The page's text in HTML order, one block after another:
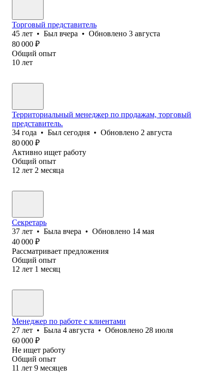
Торговый представитель
45 лет • Был вчера • Обновлено 3 августа
80 000 ₽
Общий опыт
10 лет
Территориальный менеджер по продажам, торговый
представитель.
34 года • Был сегодня • Обновлено 2 августа
80 000 ₽
Активно ищет работу
Общий опыт
12 лет 2 месяца
Секретарь
37 лет • Была вчера • Обновлено 14 мая
40 000 ₽
Рассматривает предложения
Общий опыт
12 лет 1 месяц
Менеджер по работе с клиентами
27 лет • Была 4 августа • Обновлено 28 июля
60 000 ₽
Не ищет работу
Общий опыт
11 лет 9 месяцев